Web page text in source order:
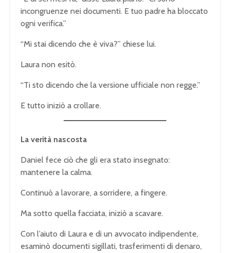
incongruenze nei documenti. E tuo padre ha bloccato
ogni verifica.”
“Mi stai dicendo che è viva?” chiese lui.
Laura non esitò.
“Ti sto dicendo che la versione ufficiale non regge.”
E tutto iniziò a crollare.
La verità nascosta
Daniel fece ciò che gli era stato insegnato:
mantenere la calma.
Continuò a lavorare, a sorridere, a fingere.
Ma sotto quella facciata, iniziò a scavare.
Con l’aiuto di Laura e di un avvocato indipendente,
esaminò documenti sigillati, trasferimenti di denaro,